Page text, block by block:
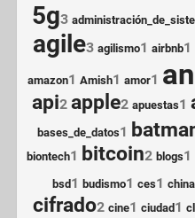
5g3
agile3 agilismo1 airbnb1
amazon1 Amish1 amor1
api2 apple2 apuestas1
bases_de_datos1
biontech1 bitcoin2 blogs1
bsd1 budismo1 ces1 china
cifrado2 cine1 ciudad1